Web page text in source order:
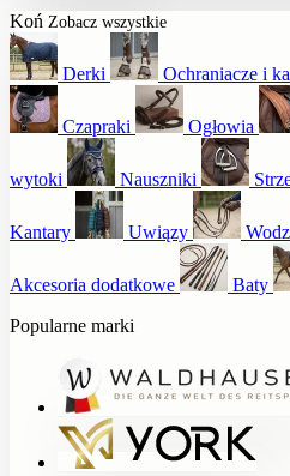
Koń Zobacz wszystkie
Derki Ochraniacze i
Czapraki Ogłowia
wytoki Nauszniki
Kantary Uwiązy
Akcesoria dodatkowe Baty
Popularne marki